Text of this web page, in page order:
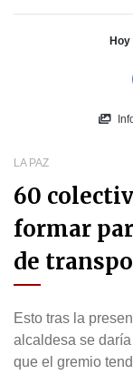
LA PAZ
60
formar
de
Esto tras la
alcaldesa se
que el gremio